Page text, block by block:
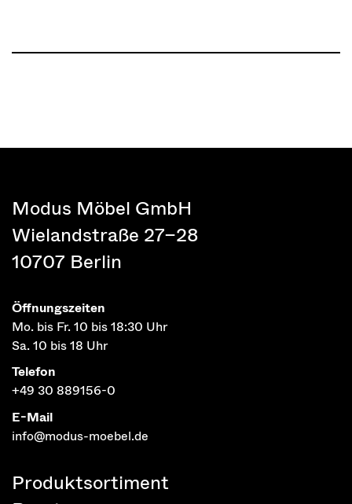
Modus Möbel GmbH
Wielandstraße 27–28
10707 Berlin
Öffnungszeiten
Mo. bis Fr. 10 bis 18:30 Uhr
Sa. 10 bis 18 Uhr
Telefon
+49 30 889156-0
E-Mail
info@modus-moebel.de
Produktsortiment